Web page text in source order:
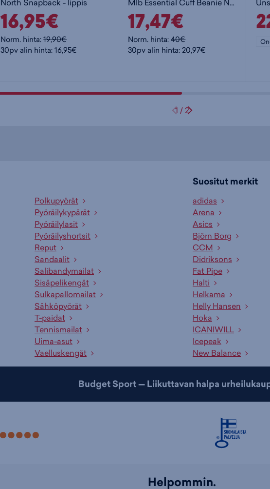
North Snapback - lippis
16,95€
Norm. hinta:19,90€
30pv alin hinta: 16,95€
Mlb Essential Cuff Beanie Ney - pipo
17,47€
Norm. hinta:40€
30pv alin hinta: 20,97€
1 / 2
Polkupyörät
Pyöräilykypärät
Pyöräilylasit
Pyöräilyshortsit
Reput
Sandaalit
Salibandymailat
Sisäpelikengät
Sulkapallomailat
Sähköpyörät
T-paidat
Tennismailat
Uima-asut
Vaelluskengät
Suositut merkit
adidas
Arena
Asics
Björn Borg
CCM
Didriksons
Fat Pipe
Halti
Helkama
Helly Hansen
Hoka
ICANIWILL
Icepeak
New Balance
Budget Sport — Liikuttavan halpa
Helpommin.